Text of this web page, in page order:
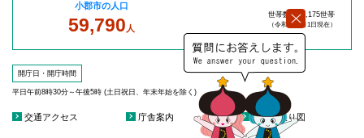
小郡市の人口
59,790 人
世帯数：27,175世帯
（令和8年8月1日現在）
開庁日・開庁時間
平日午前8時30分～午後5時 (土日祝日、年末年始を除く)
交通アクセス 庁舎案内 庁舎見取り図